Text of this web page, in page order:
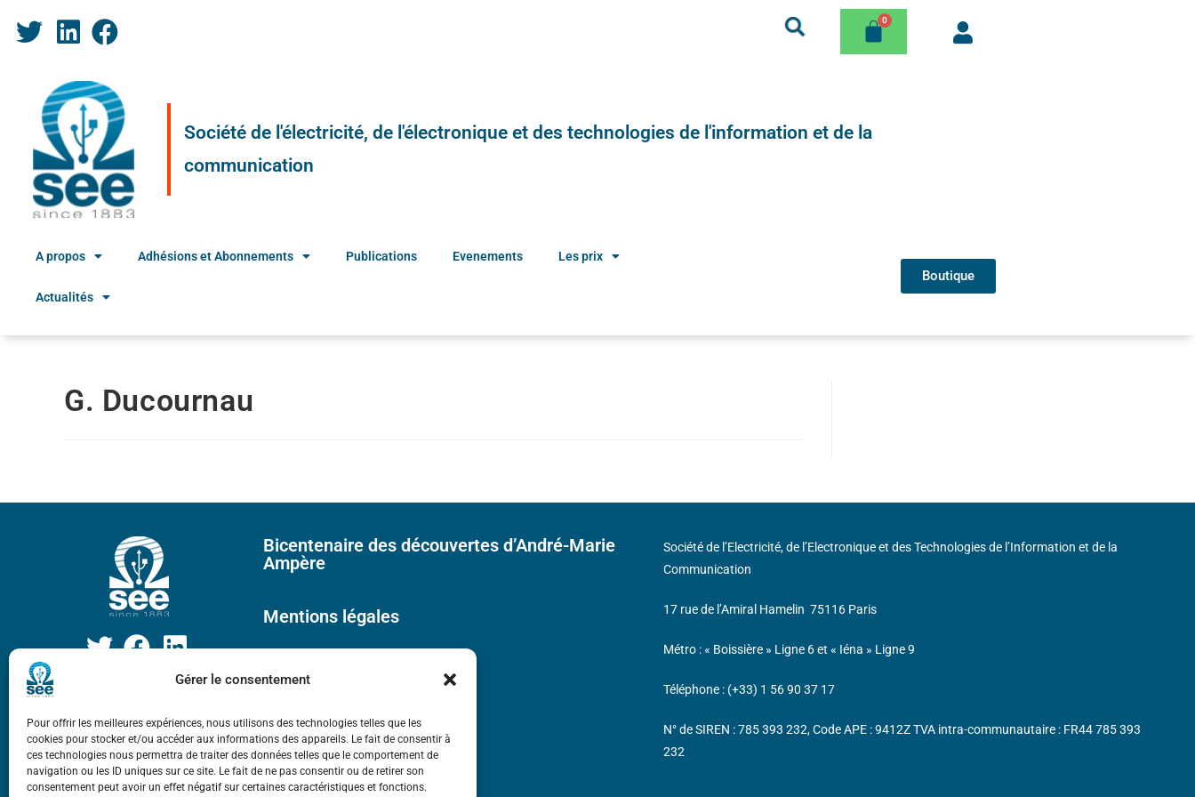
Gérer le consentement
Pour offrir les meilleures expériences, nous utilisons des technologies telles que les
cookies pour stocker et/ou accéder aux informations des appareils. Le fait de consentir à
ces technologies nous permettra de traiter des données telles que le comportement de
navigation ou les ID uniques sur ce site. Le fait de ne pas consentir ou de retirer son
consentement peut avoir un effet négatif sur certaines caractéristiques et fonctions.
Société de l'électricité, de l'électronique et des technologies de l'information et de la
communication
A propos Adhésions et Abonnements Publications Evenements Les prix
Actualités
Boutique
G. Ducournau
Bicentenaire des découvertes d’André-Marie
Ampère
Mentions légales
Société de l’Electricité, de l’Electronique et des Technologies de l’Information et de la
Communication
17 rue de l’Amiral Hamelin 75116 Paris
Métro : « Boissière » Ligne 6 et « Iéna » Ligne 9
Téléphone : (+33) 1 56 90 37 17
N° de SIREN : 785 393 232, Code APE : 9412Z TVA intra-communautaire : FR44 785 393
232